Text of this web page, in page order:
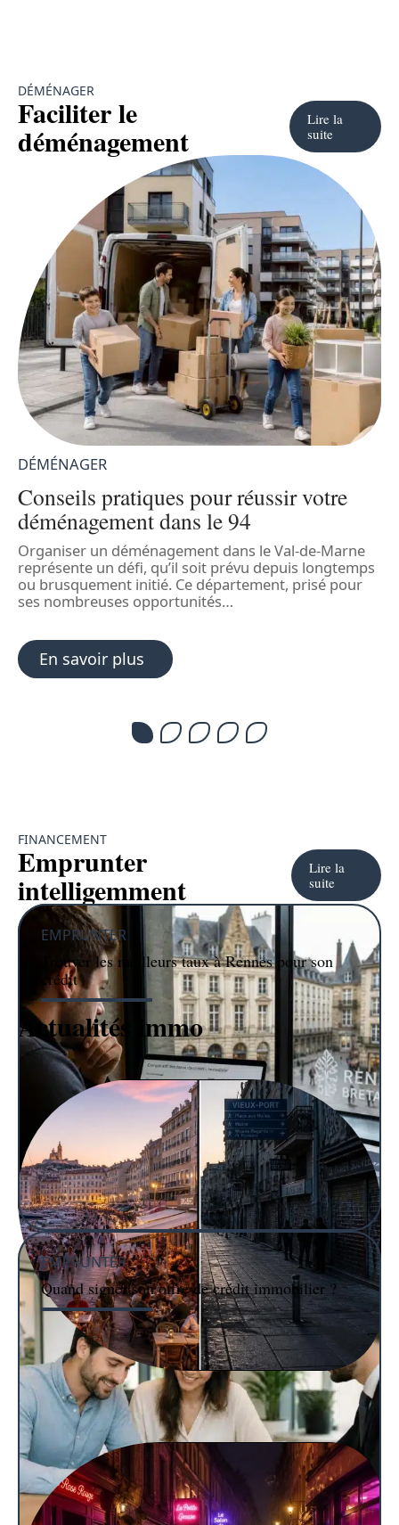
DÉMÉNAGER
Faciliter le
déménagement
Lire la
suite
DÉMÉNAGER
Conseils pratiques pour réussir votre
déménagement dans le 94
Organiser un déménagement dans le Val-de-Marne
représente un défi, qu’il soit prévu depuis longtemps
ou brusquement initié. Ce département, prisé pour
ses nombreuses opportunités…
En savoir plus
FINANCEMENT
Emprunter
intelligemment
Lire la
suite
EMPRUNTER
Trouver les meilleurs taux à Rennes pour son
crédit
EMPRUNTER
Quand signer son offre de crédit immobilier ?
IMMO
Actualités immo Lire la suite
IMMO
L’impact économique de la perception que le quartier
Vieux-port de Marseille est dangereux